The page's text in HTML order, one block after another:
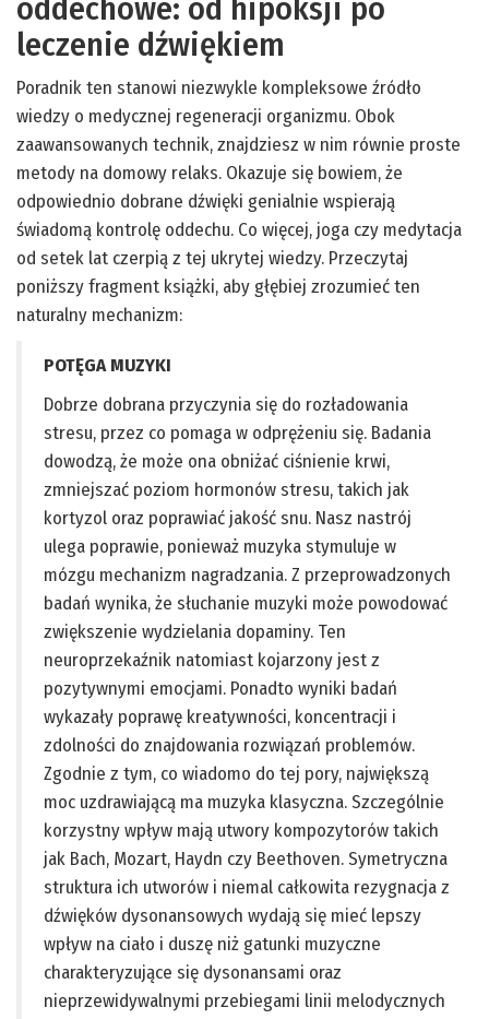
oddechowe: od hipoksji po
leczenie dźwiękiem
Poradnik ten stanowi niezwykle kompleksowe źródło
wiedzy o medycznej regeneracji organizmu. Obok
zaawansowanych technik, znajdziesz w nim równie proste
metody na domowy relaks. Okazuje się bowiem, że
odpowiednio dobrane dźwięki genialnie wspierają
świadomą kontrolę oddechu. Co więcej, joga czy medytacja
od setek lat czerpią z tej ukrytej wiedzy. Przeczytaj
poniższy fragment książki, aby głębiej zrozumieć ten
naturalny mechanizm:
POTĘGA MUZYKI
Dobrze dobrana przyczynia się do rozładowania
stresu, przez co pomaga w odprężeniu się. Badania
dowodzą, że może ona obniżać ciśnienie krwi,
zmniejszać poziom hormonów stresu, takich jak
kortyzol oraz poprawiać jakość snu. Nasz nastrój
ulega poprawie, ponieważ muzyka stymuluje w
mózgu mechanizm nagradzania. Z przeprowadzonych
badań wynika, że słuchanie muzyki może powodować
zwiększenie wydzielania dopaminy. Ten
neuroprzekaźnik natomiast kojarzony jest z
pozytywnymi emocjami. Ponadto wyniki badań
wykazały poprawę kreatywności, koncentracji i
zdolności do znajdowania rozwiązań problemów.
Zgodnie z tym, co wiadomo do tej pory, największą
moc uzdrawiającą ma muzyka klasyczna. Szczególnie
korzystny wpływ mają utwory kompozytorów takich
jak Bach, Mozart, Haydn czy Beethoven. Symetryczna
struktura ich utworów i niemal całkowita rezygnacja z
dźwięków dysonansowych wydają się mieć lepszy
wpływ na ciało i duszę niż gatunki muzyczne
charakteryzujące się dysonansami oraz
nieprzewidywalnymi przebiegami linii melodycznych